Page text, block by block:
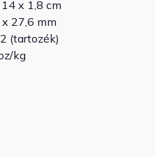
x 1,8 cm
27,6 mm
(tartozék)
kg